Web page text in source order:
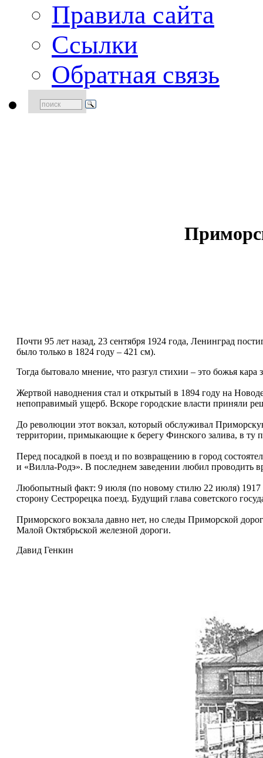
Правила сайта
Ссылки
Обратная связь
Почти 95 лет назад, 23 сентября 1924 года, Ленинград
было только в 1824 году – 421 см).
Тогда бытовало мне­ние, что разгул стихии – это божья
Жертвой наводнения стал и открытый в 1894 году на
непоправимый ущерб. Вскоре городские власти приняли
До революции этот вокзал, который обслуживал
территории, примыкающие к берегу Финского залива, в ту
Перед посадкой в поезд и по возвращению в город
и «Вилла-Родэ». В последнем заведении любил проводить
Любопытный факт: 9 июля (по новому стилю 22 июля) 1917
сторону Сестрорецка поезд. Будущий глава советского
Приморского вокзала давно нет, но следы Приморской
Малой Октябрьской железной дороги.
Давид Генкин